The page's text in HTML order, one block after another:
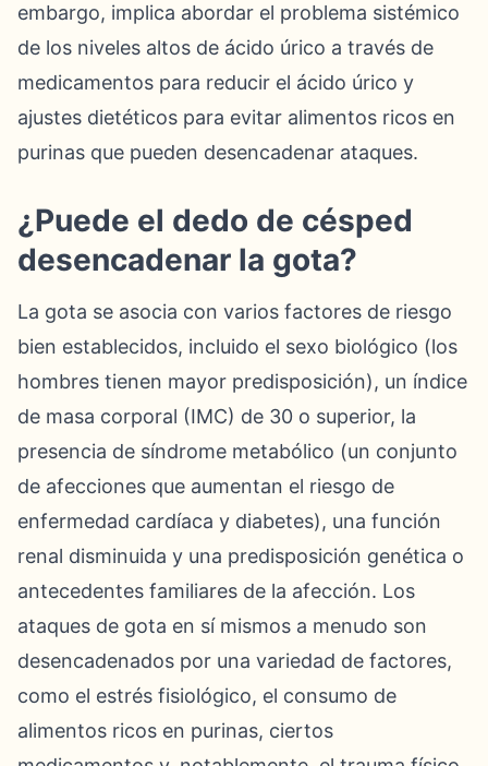
embargo, implica abordar el problema sistémico
de los niveles altos de ácido úrico a través de
medicamentos para reducir el ácido úrico y
ajustes dietéticos para evitar alimentos ricos en
purinas que pueden desencadenar ataques.
¿Puede el dedo de césped
desencadenar la gota?
La gota se asocia con varios factores de riesgo
bien establecidos, incluido el sexo biológico (los
hombres tienen mayor predisposición), un índice
de masa corporal (IMC) de 30 o superior, la
presencia de síndrome metabólico (un conjunto
de afecciones que aumentan el riesgo de
enfermedad cardíaca y diabetes), una función
renal disminuida y una predisposición genética o
antecedentes familiares de la afección. Los
ataques de gota en sí mismos a menudo son
desencadenados por una variedad de factores,
como el estrés fisiológico, el consumo de
alimentos ricos en purinas, ciertos